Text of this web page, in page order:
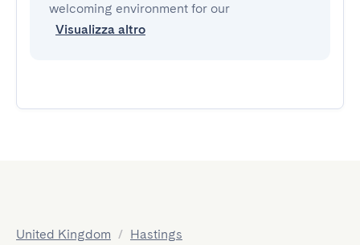
welcoming environment for our
Visualizza altro
United Kingdom / Hastings